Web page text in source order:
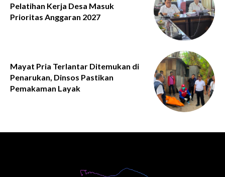
Pelatihan Kerja Desa Masuk
Prioritas Anggaran 2027
Mayat Pria Terlantar Ditemukan di
Penarukan, Dinsos Pastikan
Pemakaman Layak